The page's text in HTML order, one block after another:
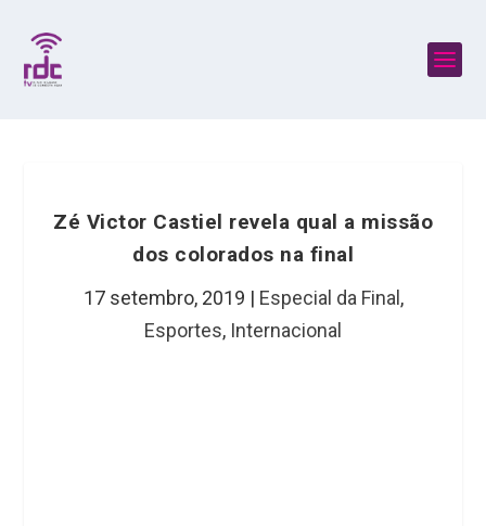
Zé Victor Castiel revela qual a missão
dos colorados na final
17 setembro, 2019 | Especial da Final ,
Esportes, Internacional